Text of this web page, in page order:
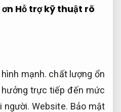
Hỗ trợ kỹ thuật rõ
mạnh. chất lượng ổn
trực tiếp đến mức
người. Website. Bảo mật